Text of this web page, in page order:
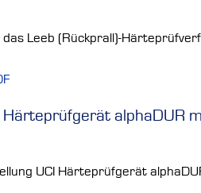
Leeb (Rückprall)-
alphaDUR
UCI Härteprüfgerät